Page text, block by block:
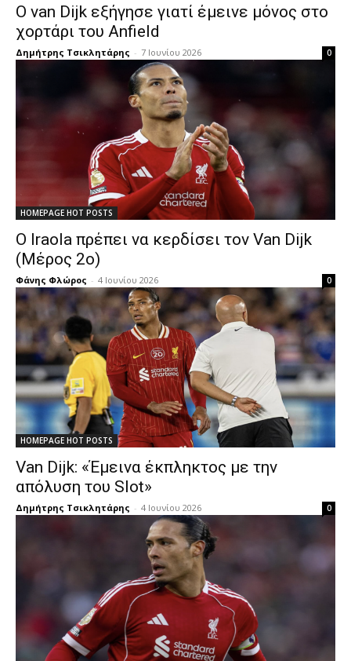
Ο van Dijk εξήγησε γιατί έμεινε μόνος στο
χορτάρι του Anfield
Δημήτρης Τσικλητάρης - 7 Ιουνίου 2026 0
HOMEPAGE HOT POSTS
Ο Iraola πρέπει να κερδίσει τον Van Dijk
(Μέρος 2ο)
Φάνης Φλώρος - 4 Ιουνίου 2026 0
HOMEPAGE HOT POSTS
Van Dijk: «Έμεινα έκπληκτος με την
απόλυση του Slot»
Δημήτρης Τσικλητάρης - 4 Ιουνίου 2026 0